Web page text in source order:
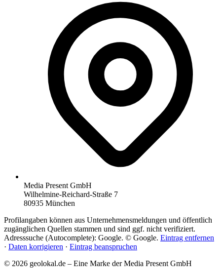
Media Present GmbH
Wilhelmine-Reichard-Straße 7
80935 München
Profilangaben können aus Unternehmensmeldungen und öffentlich
zugänglichen Quellen stammen und sind ggf. nicht verifiziert.
Adresssuche (Autocomplete): Google. © Google. Eintrag entfernen
· Daten korrigieren · Eintrag beanspruchen
© 2026 geolokal.de – Eine Marke der Media Present GmbH